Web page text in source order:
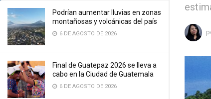
Podrían aumentar lluvias en zonas
montañosas y volcánicas del país
6 DE AGOSTO DE 2026
Final de Guatepaz 2026 se lleva a
cabo en la Ciudad de Guatemala
6 DE AGOSTO DE 2026